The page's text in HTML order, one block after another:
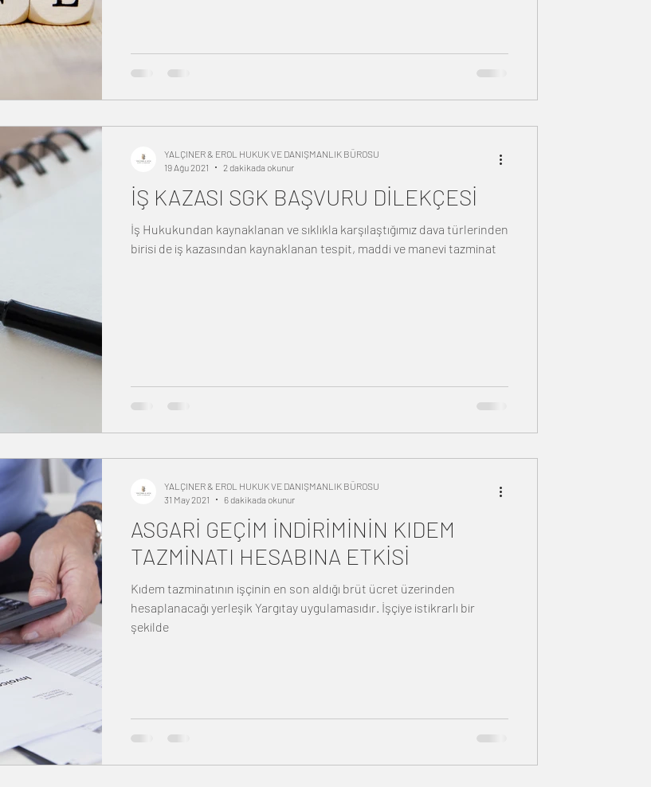
İŞ KAZASI SGK BAŞVURU DİLEKÇESİ
İş Hukukundan kaynaklanan ve sıklıkla karşılaştığımız dava türlerinden
birisi de iş kazasından kaynaklanan tespit, maddi ve manevi tazminat
YALÇINER & EROL HUKUK VE DANIŞMANLIK BÜROSU
19 Ağu 2021
2 dakikada okunur
ASGARİ GEÇİM İNDİRİMİNİN KIDEM
TAZMİNATI HESABINA ETKİSİ
Kıdem tazminatının işçinin en son aldığı brüt ücret üzerinden
hesaplanacağı yerleşik Yargıtay uygulamasıdır. İşçiye istikrarlı bir
şekilde
YALÇINER & EROL HUKUK VE DANIŞMANLIK BÜROSU
31 May 2021
6 dakikada okunur